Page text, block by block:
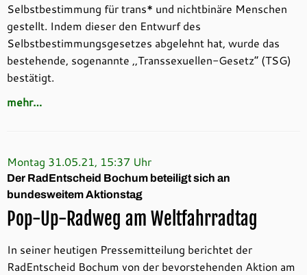
Selbstbestimmung für trans* und nichtbinäre Menschen
gestellt. Indem dieser den Entwurf des
Selbstbestimmungsgesetzes abgelehnt hat, wurde das
bestehende, sogenannte ,,Transsexuellen-Gesetz“ (TSG)
bestätigt.
mehr…
Montag 31.05.21, 15:37 Uhr
Der RadEntscheid Bochum beteiligt sich an
bundesweitem Aktionstag
Pop-Up-Radweg am Weltfahrradtag
In seiner heutigen Pressemitteilung berichtet der
RadEntscheid Bochum von der bevorstehenden Aktion am